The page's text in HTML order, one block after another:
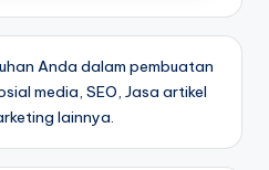
Anda dalam pembuatan
media, SEO, Jasa artikel
lainnya.